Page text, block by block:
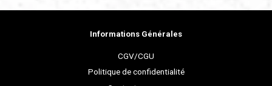
Informations Générales
CGV/CGU
Politique de confidentialité